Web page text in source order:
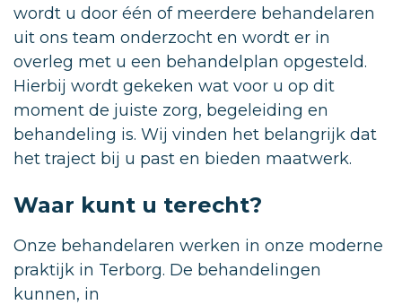
wordt u door één of meerdere behandelaren
uit ons team onderzocht en wordt er in
overleg met u een behandelplan opgesteld.
Hierbij wordt gekeken wat voor u op dit
moment de juiste zorg, begeleiding en
behandeling is. Wij vinden het belangrijk dat
het traject bij u past en bieden maatwerk.
Waar kunt u terecht?
Onze behandelaren werken in onze moderne
praktijk in Terborg. De behandelingen
kunnen, in